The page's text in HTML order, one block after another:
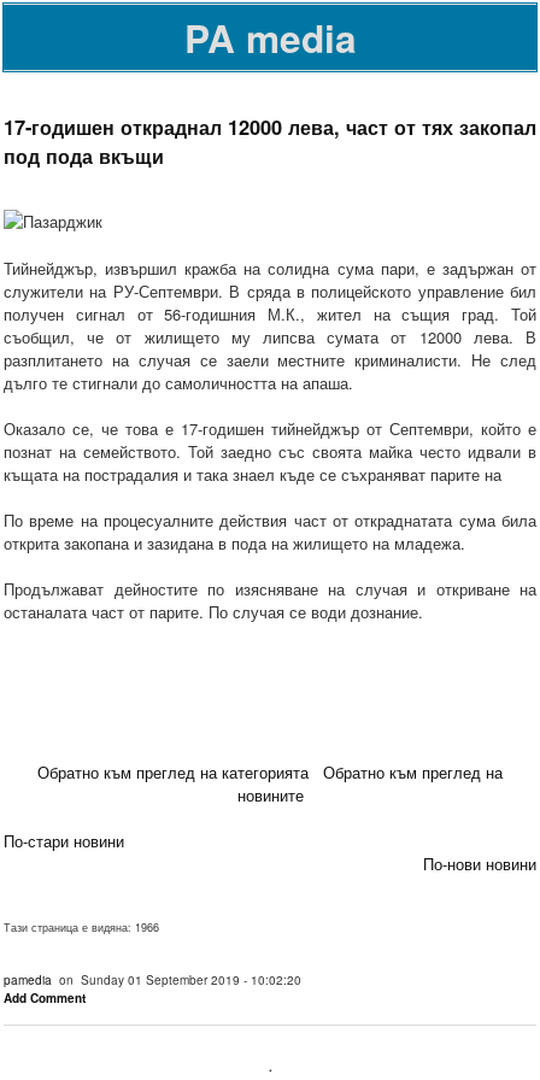
PA media
17-годишен откраднал 12000 лева, част от тях закопал
под пода вкъщи
Тийнейджър, извършил кражба на солидна сума пари, е задържан от
служители на РУ-Септември. В сряда в полицейското управление бил
получен сигнал от 56-годишния М.К., жител на същия град. Той
съобщил, че от жилището му липсва сумата от 12000 лева. В
разплитането на случая се заели местните криминалисти. Не след
дълго те стигнали до самоличността на апаша.
Оказало се, че това е 17-годишен тийнейджър от Септември, който е
познат на семейството. Той заедно със своята майка често идвали в
къщата на пострадалия и така знаел къде се съхраняват парите на
По време на процесуалните действия част от откраднатата сума била
открита закопана и зазидана в пода на жилището на младежа.
Продължават дейностите по изясняване на случая и откриване на
останалата част от парите. По случая се води дознание.
Обратно към преглед на категорията
Обратно към преглед на
новините
По-стари новини
По-нови новини
Тази страница е видяна: 1966
pamedia on Sunday 01 September 2019 - 10:02:20
Add Comment
.